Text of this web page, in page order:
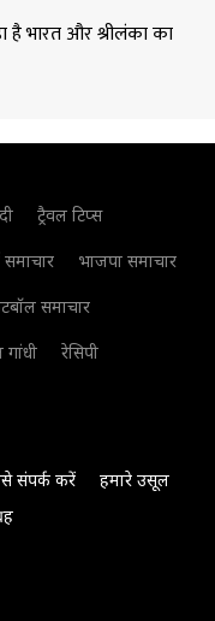
है भारत और श्रीलंका का
ट्रैवल टिप्स
भाजपा समाचार
समाचार
गांधी
रेसिपी
संपर्क करें
हमारे उसूल